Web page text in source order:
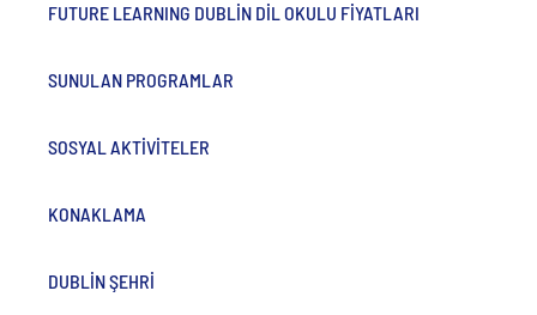
FUTURE LEARNING DUBLİN DİL OKULU FİYATLARI
SUNULAN PROGRAMLAR
SOSYAL AKTİVİTELER
KONAKLAMA
DUBLİN ŞEHRİ